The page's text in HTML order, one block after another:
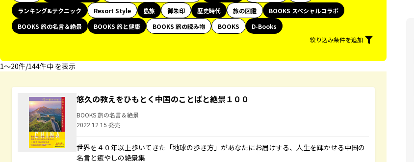
ランキング&テクニック
Resort Style 島旅 御朱印 歴史時代 旅の図鑑
BOOKS スペシャルコラボ
BOOKS 旅の名言＆絶景
BOOKS 旅と健康 BOOKS 旅の読み物 BOOKS
D-Books
絞り込み条件を追加
1〜20件/144件中 を表示
悠久の教えをひもとく中国のことばと絶景１００
BOOKS 旅の名言＆絶景
2022.12.15 発売
世界を４０年以上歩いてきた「地球の歩き方」があなたにお届けする、人生を輝かせる中国の
名言と癒やしの絶景集